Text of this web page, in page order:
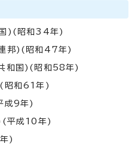
国)(昭和34年)
連邦)(昭和47年)
共和国)(昭和58年)
昭和61年)
成9年)
)(平成10年)
)